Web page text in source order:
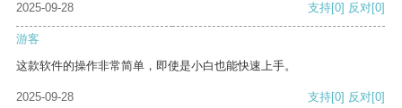
2025-09-28
支持[0] 反对[0]
游客
这款软件的操作非常简单，即使是小白也能快速上手。
2025-09-28 支持[0] 反对[0]